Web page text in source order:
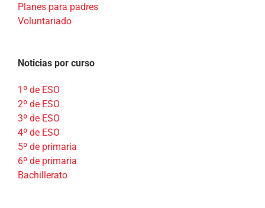
Planes para padres
Voluntariado
Noticias por curso
1º de ESO
2º de ESO
3º de ESO
4º de ESO
5º de primaria
6º de primaria
Bachillerato